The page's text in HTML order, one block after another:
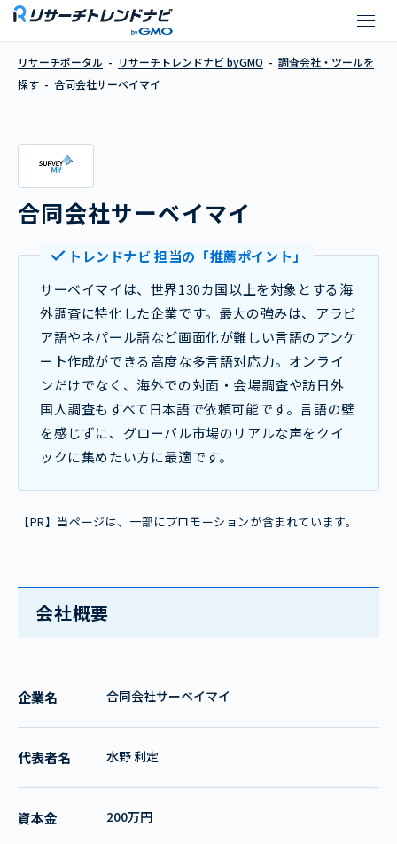
リサーチポータル リサーチトレンドナビ byGMO
調査会社・ツールを
探す
合同会社サーベイマイ
合同会社サーベイマイ
トレンドナビ 担当の「推薦ポイント」
サーベイマイは、世界130カ国以上を対象とする海
外調査に特化した企業です。最大の強みは、アラビ
ア語やネパール語など画面化が難しい言語のアンケ
ート作成ができる高度な多言語対応力。オンライ
ンだけでなく、海外での対面・会場調査や訪日外
国人調査もすべて日本語で依頼可能です。言語の壁
を感じずに、グローバル市場のリアルな声をクイ
ックに集めたい方に最適です。
【PR】当ページは、一部にプロモーションが含まれています。
会社概要
企業名 合同会社サーベイマイ
代表者名 水野 利定
資本金 200万円